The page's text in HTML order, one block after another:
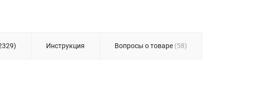
Инструкция Вопросы о товаре (58)